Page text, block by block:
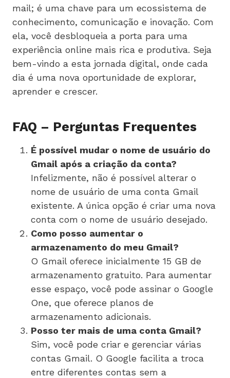
mail; é uma chave para um ecossistema de
conhecimento, comunicação e inovação. Com
ela, você desbloqueia a porta para uma
experiência online mais rica e produtiva. Seja
bem-vindo a esta jornada digital, onde cada
dia é uma nova oportunidade de explorar,
aprender e crescer.
FAQ – Perguntas Frequentes
É possível mudar o nome de usuário do
Gmail após a criação da conta?
Infelizmente, não é possível alterar o
nome de usuário de uma conta Gmail
existente. A única opção é criar uma nova
conta com o nome de usuário desejado.
Como posso aumentar o
armazenamento do meu Gmail?
O Gmail oferece inicialmente 15 GB de
armazenamento gratuito. Para aumentar
esse espaço, você pode assinar o Google
One, que oferece planos de
armazenamento adicionais.
Posso ter mais de uma conta Gmail?
Sim, você pode criar e gerenciar várias
contas Gmail. O Google facilita a troca
entre diferentes contas sem a